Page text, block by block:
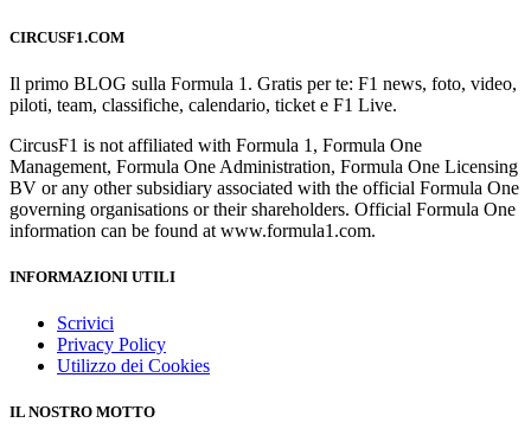
CIRCUSF1.COM
Il primo BLOG sulla Formula 1. Gratis per te: F1 news, foto, video,
piloti, team, classifiche, calendario, ticket e F1 Live.
CircusF1 is not affiliated with Formula 1, Formula One
Management, Formula One Administration, Formula One Licensing
BV or any other subsidiary associated with the official Formula One
governing organisations or their shareholders. Official Formula One
information can be found at www.formula1.com.
INFORMAZIONI UTILI
Scrivici
Privacy Policy
Utilizzo dei Cookies
IL NOSTRO MOTTO